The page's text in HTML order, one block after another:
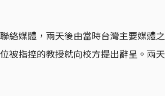
絡媒體，兩天後由當時台灣主要媒體
被指控的教授就向校方提出辭呈。兩